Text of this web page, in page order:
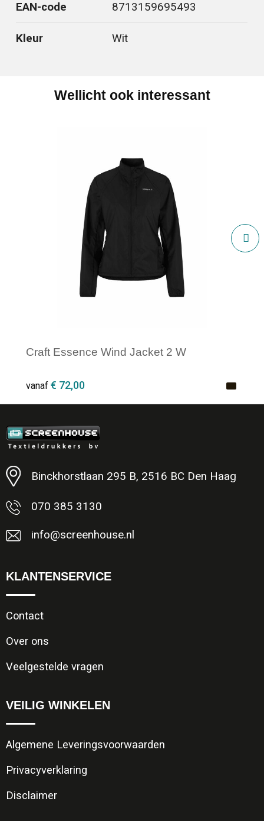
EAN-code 8713159695493
Kleur Wit
Wellicht ook interessant
Craft Essence Wind Jacket 2 W
vanaf € 72,00
Minimale afname: 1
Binckhorstlaan 295 B, 2516 BC Den Haag
070 385 3130
info@screenhouse.nl
KLANTENSERVICE
Contact
Over ons
Veelgestelde vragen
VEILIG WINKELEN
Algemene Leveringsvoorwaarden
Privacyverklaring
Disclaimer